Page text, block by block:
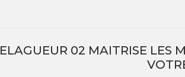
ELAGUEUR 02 MAITRISE LES